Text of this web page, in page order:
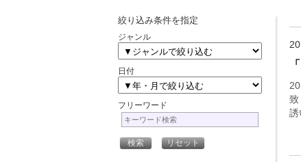
絞り込み条件を指定
ジャンル
日付
フリーワード
致
誘